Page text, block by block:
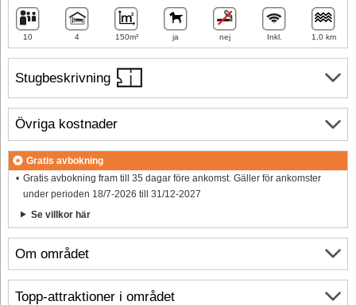
Stugbeskrivning
Om området
10 4 150m² ja nej Inkl. 1,0 km
Övriga kostnader
Gratis avbokning
Gratis avbokning fram till 35 dagar före ankomst. Gäller för ankomster
under perioden 18/7-2026 till 31/12-2027
Se villkor här
Topp-attraktioner i området